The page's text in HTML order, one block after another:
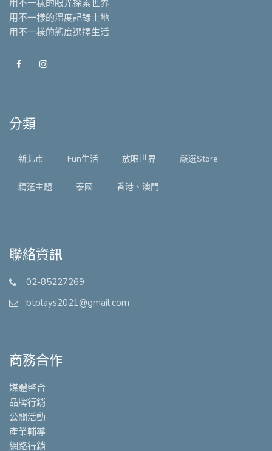
用不一樣的眼光探索世界
用不一樣的溫度記錄土地
用不一樣的態度選擇生活
分類
新北市 Fun生活 放眼世界 嚴選Store
精選主題 泰國 香港、澳門
聯絡資訊
02-85227269
btplays2021@gmail.com
商務合作
媒體整合
品牌行銷
公關活動
產業輔導
網路行銷